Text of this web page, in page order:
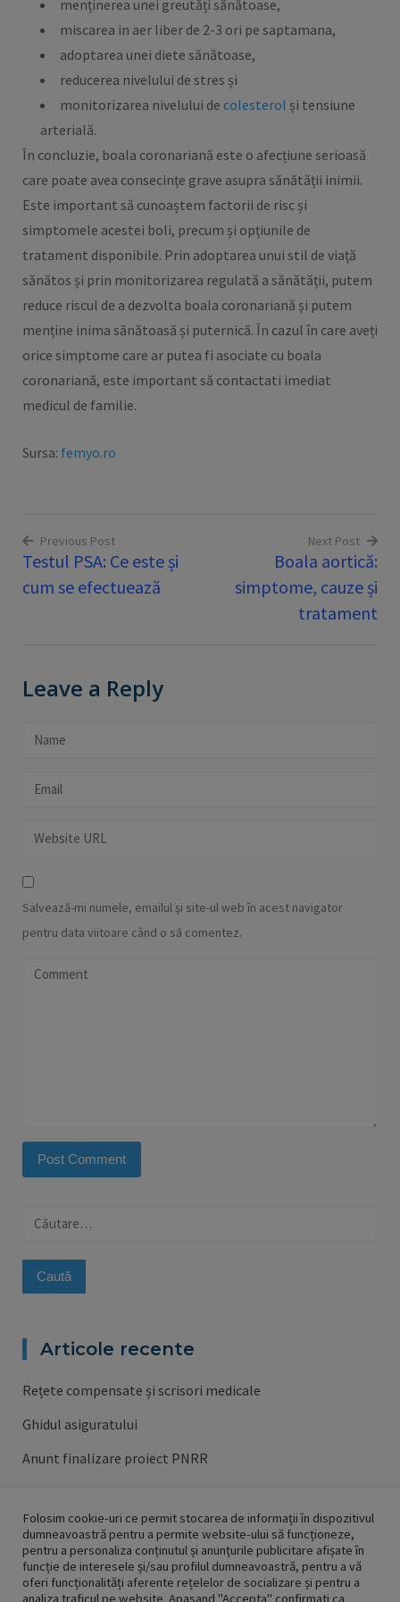
menținerea unei greutăți sănătoase,
miscarea in aer liber de 2-3 ori pe saptamana,
adoptarea unei diete sănătoase,
reducerea nivelului de stres și
monitorizarea nivelului de colesterol și tensiune
arterială.
În concluzie, boala coronariană este o afecțiune serioasă
care poate avea consecințe grave asupra sănătății inimii.
Este important să cunoaștem factorii de risc și
simptomele acestei boli, precum și opțiunile de
tratament disponibile. Prin adoptarea unui stil de viață
sănătos și prin monitorizarea regulată a sănătății, putem
reduce riscul de a dezvolta boala coronariană și putem
menține inima sănătoasă și puternică. În cazul în care aveți
orice simptome care ar putea fi asociate cu boala
coronariană, este important să contactati imediat
medicul de familie.
Sursa: femyo.ro
Navigare
Previous Post
Testul PSA: Ce este și
cum se efectuează
Next Post
Boala aortică:
simptome, cauze și
tratament
Leave a Reply
Salvează-mi numele, emailul și site-ul web în acest navigator
pentru data viitoare când o să comentez.
Caută
Articole recente
Rețete compensate și scrisori medicale
Ghidul asiguratului
Anunt finalizare proiect PNRR
Campania de vaccinare contra gripei 2023/2024
Folosim cookie-uri ce permit stocarea de informații în dispozitivul
dumneavoastră pentru a permite website-ului să funcționeze,
pentru a personaliza conținutul și anunțurile publicitare afișate în
funcție de interesele și/sau profilul dumneavoastră, pentru a vă
oferi funcționalități aferente rețelelor de socializare și pentru a
analiza traficul pe website. Apasand "Accepta" confirmati ca